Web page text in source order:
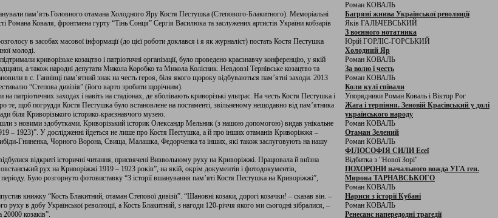
пам’ять Головного отамана Холодного Яру Костя Пестушка (Степового-Блакитного). Меморіальні
Романа Коваля, фронтмена гурту “Тінь Сонця” Сергія Василюка та заслужених артистів України кобзарів
в засобах масової інформації (до цієї роботи доклався і я як журналіст) постать Костя Пестушка
молоді.
криворізьке козацтво і патріотичні організації, було проведено краєзнавчу конференцію, у якій
а також народні депутати Микола Коробко та Микола Колісник. Невдовзі Тернівське козацтво та
в с. Ганнівці пам’ятний знак на честь героя, біля якого щороку відбуваються пам’ятні заходи. 2013
“Степова дивізія” (його варто зробити щорічним).
патріотичних заходах і навіть на стадіонах, де вболівають криворізькі ультрас. На честь Костя Пестушка і
те, щоб погруддя Костя Пестушка було встановлене на постаменті, звільненому нещодавно від пам’ятника
біля Криворізького історико-краєзнавчого музею.
з новими здобутками. Криворізький історик Олександр Мельник (з нашою допомогою) видав унікальне
– 1923)”. У дослідженні йдеться не лише про Костя Пестушка, а й про інших отаманів Криворіжжя –
Гниненка, Чорного Ворона, Свища, Малашка, Федорченка та інших, які також заслуговують на нашу
відкриті історичні читання, присвячені Визвольному руху на Криворіжжі. Працювала й виїзна
рух на Криворіжжі 1919 – 1923 років”, на якій, окрім документів і фотодокументів,
Було розгорнуто фотовиставку “З історії вшанування пам’яті Костя Пестушка на Криворіжжі”,
книжку “Кость Блакитний, отаман Степової дивізії”. “Шановні козаки, дорогі козачки! – сказав він. –
руху в добу Української революції, а Кость Блакитний, з нагоди 120-річчя якого ми сьогодні зібралися, –
козаків”.
Роман КОВАЛЬ
Багряні жнива Української революції
Яків ГАЛЬЧЕВСЬКИЙ
З воєнного нотатника
Юрій ГОРЛІС-ГОРСЬКИЙ
Холодний Яр
Роман КОВАЛЬ
За волю і честь
Роман КОВАЛЬ
Коли кулі співали
Упорядники Роман Коваль і Віктор Рог
Жага і терпіння. Зеновій Красівський у долі
українського народу
Роман КОВАЛЬ
Отаман Зелений
Роман КОВАЛЬ
ФІЛОСОФІЯ СИЛИ Есеї
Відбитка з "Нової Зорі"
ПОХОРОНИ начального вожда УГА ген.
Мирона ТАРНАВСЬКОГО
Роман КОВАЛЬ
Нариси з історії Кубані
Роман КОВАЛЬ
Ренесанс напередодні трагедії